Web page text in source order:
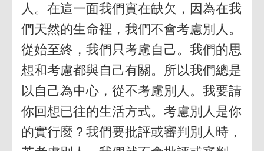
人。在這一面我們實在缺欠，因為在我
們天然的生命裡，我們不會考慮別人。
從始至終，我們只考慮自己。我們的思
想和考慮都與自己有關。所以我們總是
以自己為中心，從不考慮別人。我要請
你回想已往的生活方式。考慮別人是你
的實行麼？我們要批評或審判別人時，